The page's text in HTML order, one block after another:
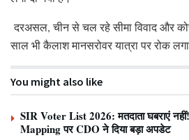
दरअसल, चीन से चल रहे सीमा विवाद और
साल भी कैलाश मानसरोवर यात्रा पर रोक
You might also like
SIR Voter List 2026: मतदाता घबराएं
Mapping पर CDO ने दिया बड़ा अपडेट